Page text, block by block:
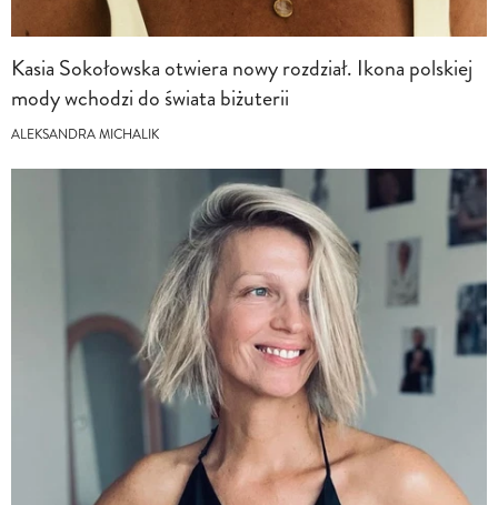
Kasia Sokołowska otwiera nowy rozdział. Ikona polskiej
mody wchodzi do świata biżuterii
ALEKSANDRA MICHALIK